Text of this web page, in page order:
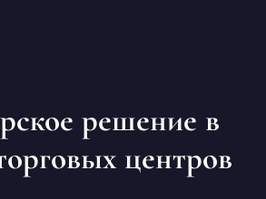
решение в
центров